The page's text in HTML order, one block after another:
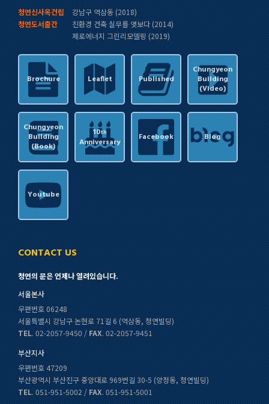
청연신사옥건립
강남구 역삼동 (2018)
청연도서출간
친환경 건축 실무를 엿보다 (2014)
제로에너지 그린리모델링 (2019)
Brochure Leaflet Published
Chungyeon
Building
(Video)
Chungyeon
Building
(Book)
10th
Anniversary Facebook Blog
Youtube
CONTACT US
청연의 문은 언제나 열려있습니다.
서울본사
우편번호 06248
서울특별시 강남구 논현로 71길 6 (역삼동, 청연빌딩)
TEL. 02-2057-9450 /FAX. 02-2057-9451
부산지사
우편번호 47209
부산광역시 부산진구 중앙대로 969번길 30-5 (양정동, 청연빌딩)
TEL. 051-951-5002 /FAX. 051-951-5001